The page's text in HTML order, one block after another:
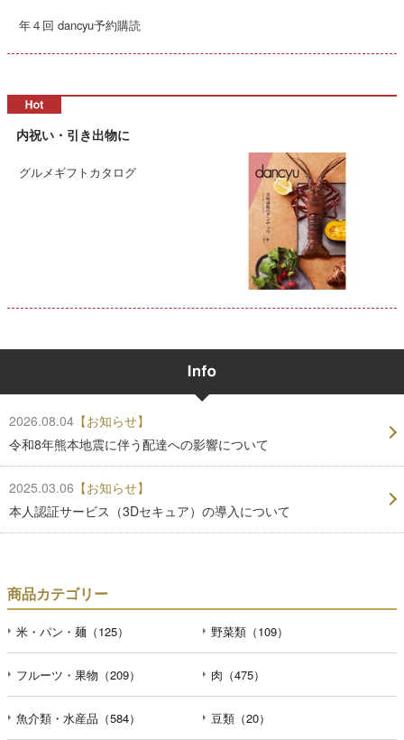
年４回 dancyu予約購読
内祝い・引き出物に
グルメギフトカタログ
2026.08.04 【お知らせ】
令和8年熊本地震に伴う配達への影響について
2025.03.06 【お知らせ】
本人認証サービス（3Dセキュア）の導入について
商品カテゴリー
米・パン・麺（125） 野菜類（109）
フルーツ・果物（209） 肉（475）
魚介類・水産品（584） 豆類（20）